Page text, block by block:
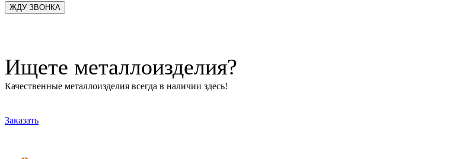
Ищете металлоизделия?
Качественные металлоизделия всегда в наличии здесь!
Заказать